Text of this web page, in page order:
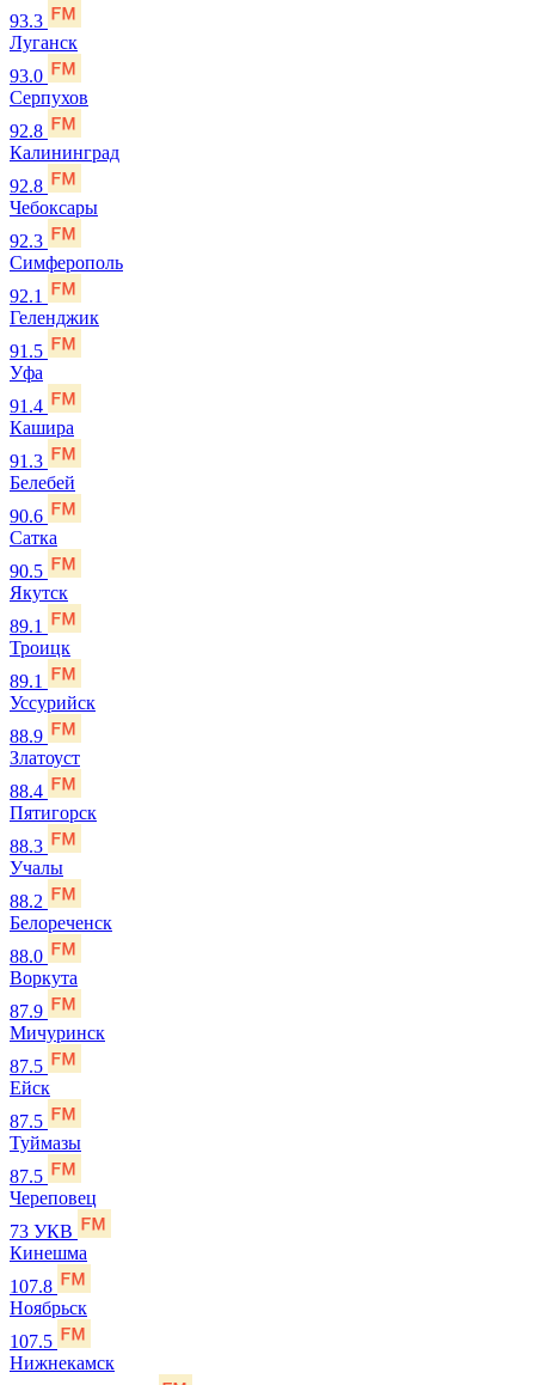
93.3
Луганск
93.0
Серпухов
92.8
Калининград
92.8
Чебоксары
92.3
Симферополь
92.1
Геленджик
91.5
Уфа
91.4
Кашира
91.3
Белебей
90.6
Сатка
90.5
Якутск
89.1
Троицк
89.1
Уссурийск
88.9
Златоуст
88.4
Пятигорск
88.3
Учалы
88.2
Белореченск
88.0
Воркута
87.9
Мичуринск
87.5
Ейск
87.5
Туймазы
87.5
Череповец
73 УКВ
Кинешма
107.8
Ноябрьск
107.5
Нижнекамск